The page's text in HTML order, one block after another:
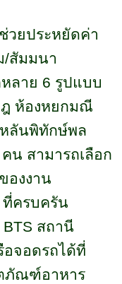
วยประหยัดค่า
/สัมมนา
ลาย 6 รูปแบบ
ฎ ห้องหยกมณี
หลันพิทักษ์พล
คน สามารถเลือก
องงาน
ที่ครบครัน
BTS สถานี
อจอดรถได้ที่
ภัณฑ์อาหาร